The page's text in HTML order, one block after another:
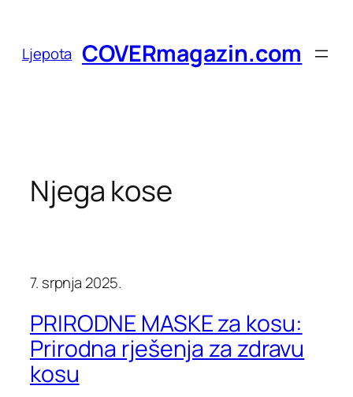
sadržaja
Ljepota COVERmagazin.com
Njega kose
7. srpnja 2025.
PRIRODNE MASKE za kosu:
Prirodna rješenja za zdravu
kosu